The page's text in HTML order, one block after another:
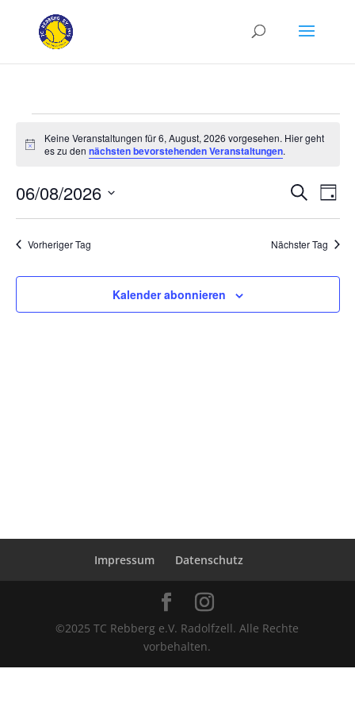
Veranstaltungen
für
August,
2026
Hinweis
Keine Veranstaltungen für 6, August, 2026 vorgesehen. Hier geht
es zu den nächsten bevorstehenden Veranstaltungen.
Suche
SucheTag
06/08/2026
Vorheriger Tag Nächster Tag
Kalender abonnieren
Impressum Datenschutz
©2025 TC Rebberg e.V. Radolfzell. Alle Rechte
vorbehalten.